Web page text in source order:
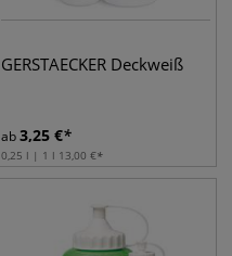
GERSTAECKER Deckweiß
ab3,25 €
0,25 l | 1 l 13,00 €